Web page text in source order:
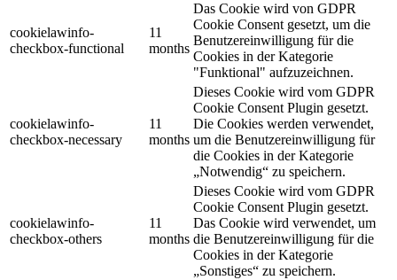
cookielawinfo-
checkbox-functional
11
months
Das Cookie wird von GDPR
Cookie Consent gesetzt, um die
Benutzereinwilligung für die
Cookies in der Kategorie
"Funktional" aufzuzeichnen.
cookielawinfo-
checkbox-necessary
11
months
Dieses Cookie wird vom GDPR
Cookie Consent Plugin gesetzt.
Die Cookies werden verwendet,
um die Benutzereinwilligung für
die Cookies in der Kategorie
„Notwendig“ zu speichern.
cookielawinfo-
checkbox-others
11
months
Dieses Cookie wird vom GDPR
Cookie Consent Plugin gesetzt.
Das Cookie wird verwendet, um
die Benutzereinwilligung für die
Cookies in der Kategorie
„Sonstiges“ zu speichern.